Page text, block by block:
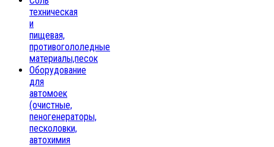
техническая
и
пищевая,
противогололедные
материалы,песок
Oборудование
для
автомоек
(очистные,
пеногенераторы,
песколовки,
автохимия